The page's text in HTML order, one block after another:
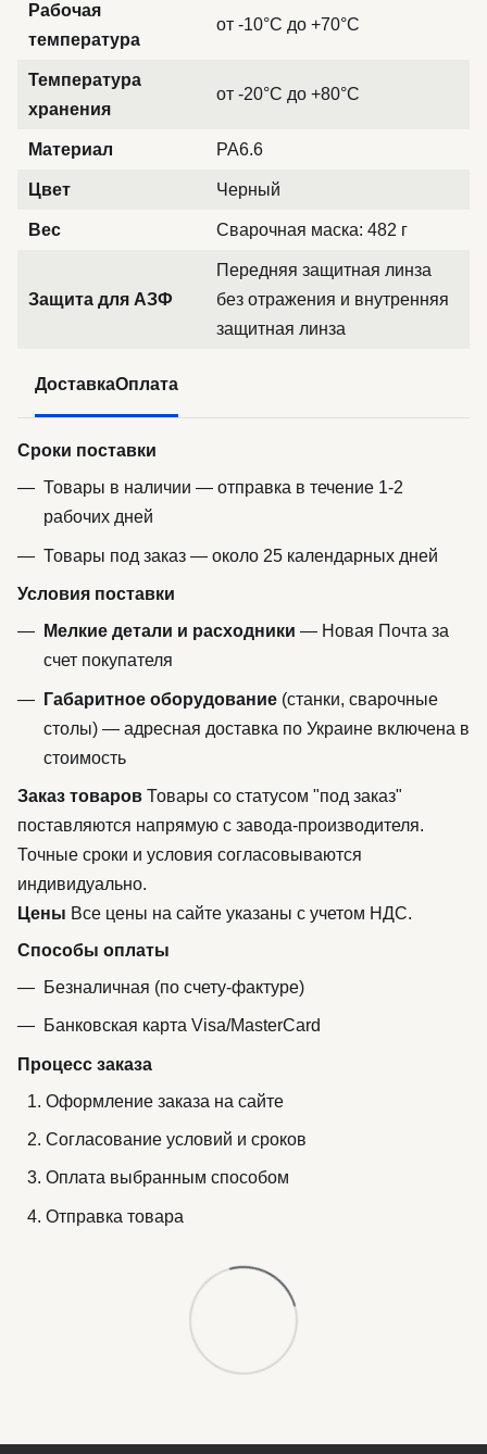
Рабочая
температура
от -10°C до +70°C
Температура
хранения
от -20°C до +80°C
Материал PA6.6
Цвет Черный
Вес Сварочная маска: 482 г
Защита для АЗФ
Передняя защитная линза
без отражения и внутренняя
защитная линза
ДоставкаОплата
Сроки поставки
Товары в наличии — отправка в течение 1-2
рабочих дней
Товары под заказ — около 25 календарных дней
Условия поставки
Мелкие детали и расходники — Новая Почта за
счет покупателя
Габаритное оборудование (станки, сварочные
столы) — адресная доставка по Украине включена в
стоимость
Заказ товаров Товары со статусом "под заказ"
поставляются напрямую с завода-производителя.
Точные сроки и условия согласовываются
индивидуально.
Цены Все цены на сайте указаны с учетом НДС.
Способы оплаты
Безналичная (по счету-фактуре)
Банковская карта Visa/MasterCard
Процесс заказа
Оформление заказа на сайте
Согласование условий и сроков
Оплата выбранным способом
Отправка товара